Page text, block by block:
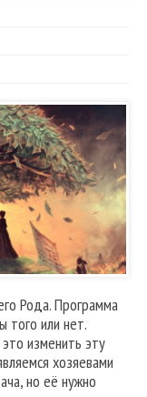
Рода. Программа
того или нет.
изменить эту
хозяевами
но её нужно